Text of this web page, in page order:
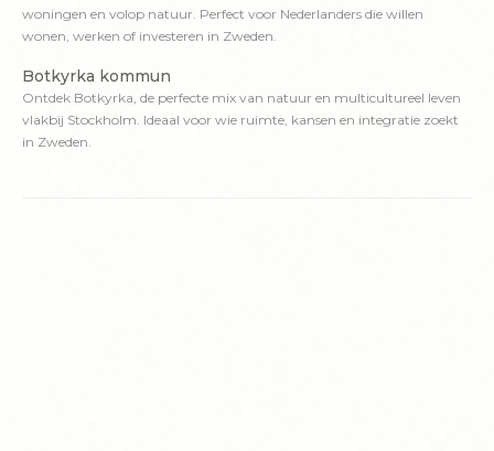
woningen en volop natuur. Perfect voor Nederlanders die willen
wonen, werken of investeren in Zweden.
Botkyrka kommun
Ontdek Botkyrka, de perfecte mix van natuur en multicultureel leven
vlakbij Stockholm. Ideaal voor wie ruimte, kansen en integratie zoekt
in Zweden.